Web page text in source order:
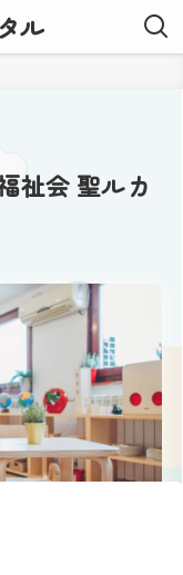
ル
祉会 聖ルカ